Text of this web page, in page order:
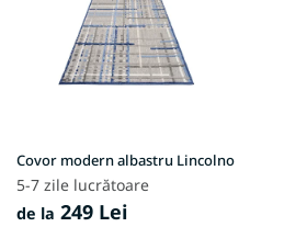
u
s
e
Covor modern albastru Lincolno
5-7 zile lucrătoare
de la 249 Lei